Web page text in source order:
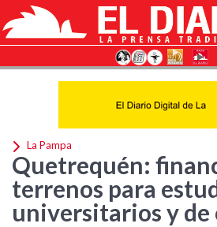
La Pampa
Quetrequén:
terrenos para
universitarios y de